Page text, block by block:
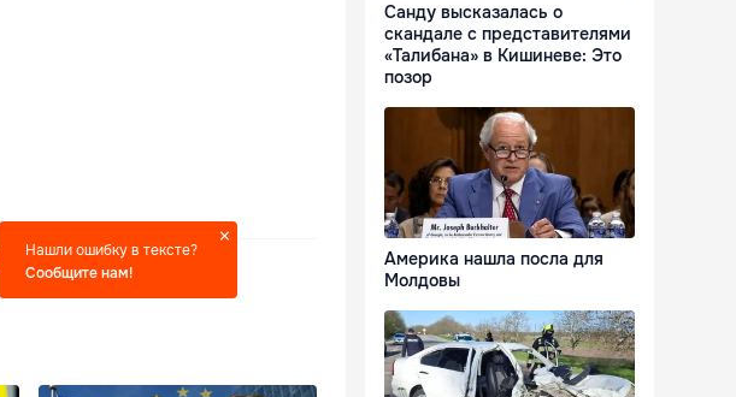
Нашли ошибку в тексте?
Сообщите нам!
Санду высказалась о
скандале с представителями
«Талибана» в Кишиневе: Это
позор
Америка нашла посла для
Молдовы